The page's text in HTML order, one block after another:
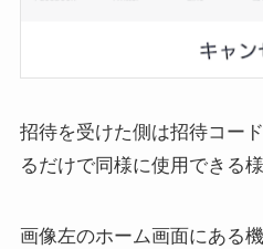
招待を受けた側は招待コー
るだけで同様に使用できる
画像左のホーム画面にある